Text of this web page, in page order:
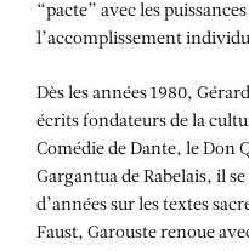
“pacte” avec les
l’accomplissement
Dès les années 1980,
écrits fondateurs de la
Comédie de Dante, le Don
Gargantua de Rabelais, il
d’années sur les textes
Faust, Garouste renoue